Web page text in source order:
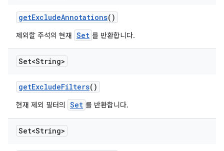
getExcludeAnnotations()
제외할 주석의 현재 Set 를 반환합니다.
Set<String>
getExcludeFilters()
현재 제외 필터의 Set 를 반환합니다.
Set<String>